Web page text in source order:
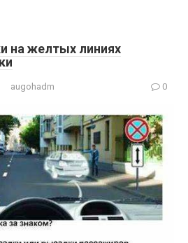
на желтых линиях
augohadm 0